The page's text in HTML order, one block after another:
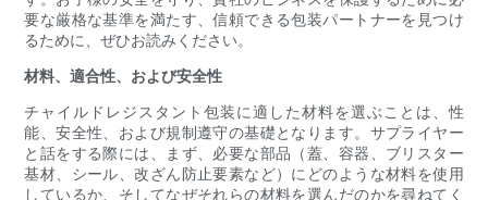
要な厳格な基準を満たす、信頼できる包装パートナーを見つけ
るために、ぜひお読みください。
材料、適合性、および安全性
チャイルドレジスタント包装に適した材料を選ぶことは、性
能、安全性、および規制遵守の基礎となります。サプライヤー
と話をする際には、まず、必要な部品（蓋、容器、ブリスター
基材、シール、改ざん防止要素など）にどのような材料を使用
しているか、そしてなぜそれらの材料を選んだのかを尋ねてく